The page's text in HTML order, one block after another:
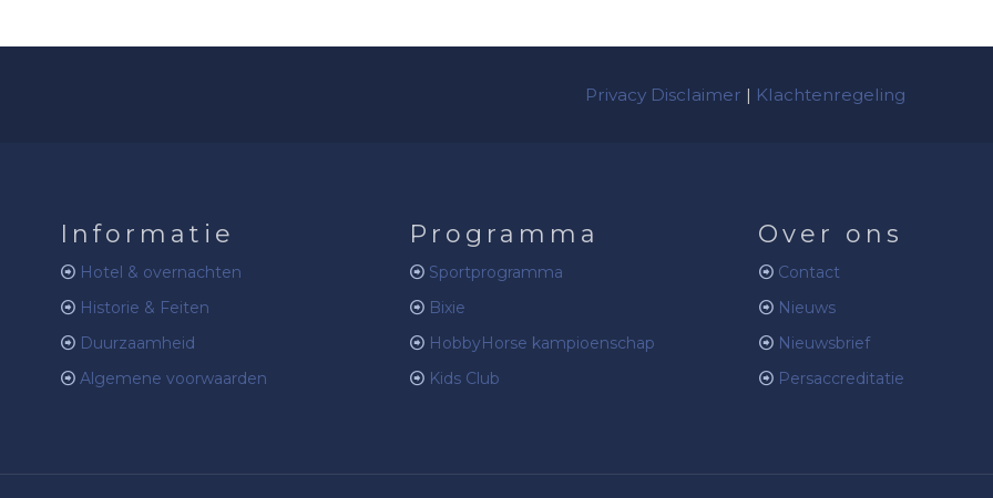
Privacy Disclaimer | Klachtenregeling
Informatie
Hotel & overnachten
Historie & Feiten
Duurzaamheid
Algemene voorwaarden
Programma
Sportprogramma
Bixie
HobbyHorse kampioenschap
Kids Club
Over ons
Contact
Nieuws
Nieuwsbrief
Persaccreditatie